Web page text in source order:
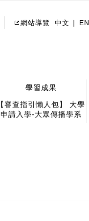
網站導覽 中文 EN
學習成果
【審查指引懶人包】 大學
申請入學-大眾傳播學系